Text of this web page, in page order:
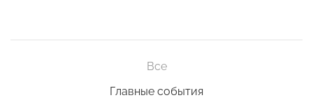
Все
Главные события